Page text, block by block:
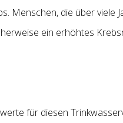
Menschen, die über viele
ein erhöhtes
für diesen